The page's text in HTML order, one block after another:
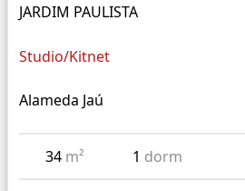
JARDIM PAULISTA
Studio/Kitnet
Alameda Jaú
34 m² 1 dorm